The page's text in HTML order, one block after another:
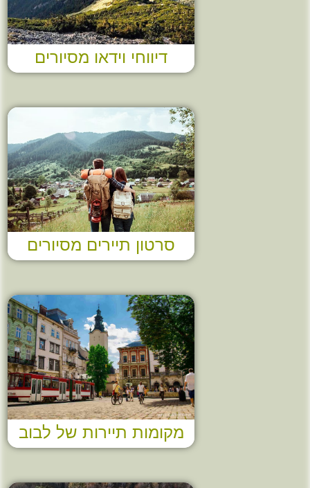
דיווחי וידאו מסיורים
סרטון תיירים מסיורים
מקומות תיירות של לבוב